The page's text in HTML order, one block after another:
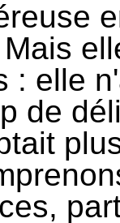
: elle
de